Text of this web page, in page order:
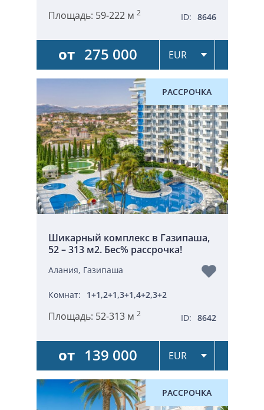
Площадь: 59-222 м 2 ID: 8646
от 275 000
РАССРОЧКА
Шикарный комплекс в Газипаша,
52 – 313 м2. Бес% рассрочка!
Алания, Газипаша
Комнат: 1+1,2+1,3+1,4+2,3+2
Площадь: 52-313 м 2 ID: 8642
от 139 000
РАССРОЧКА